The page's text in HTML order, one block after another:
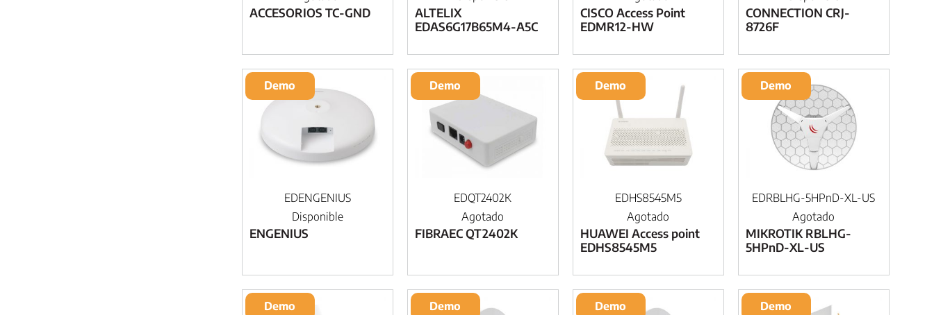
ACCESORIOS TC-GND
ALTELIX
EDAS6G17B65M4-A5C
CISCO Access Point
EDMR12-HW
CONNECTION CRJ-
8726F
EDENGENIUS
Disponible
ENGENIUS
Demo
EDQT2402K
Agotado
FIBRAEC QT2402K
Demo
EDHS8545M5
Agotado
HUAWEI Access point
EDHS8545M5
Demo
EDRBLHG-5HPnD-XL-US
Agotado
MIKROTIK RBLHG-
5HPnD-XL-US
Demo
Demo Demo Demo Demo